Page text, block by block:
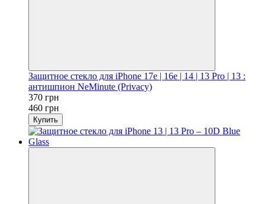
Защитное стекло для iPhone 17e | 16e | 14 | 13 Pro | 13 :
антишпион NeMinute (Privacy)
370 грн
460 грн
Купить